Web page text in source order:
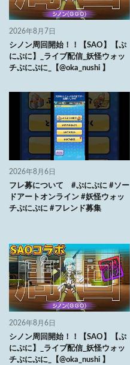
2026年8月7日
シノン周回開始！！【SAO】【ぷ
にぷに】_ライブ配信_妖怪ウォッ
チぷにぷに_【@oka_nushi 】
2026年8月6日
フレ募について #ぷにぷに #ソー
ドアートオンライン #妖怪ウォッ
チぷにぷに #フレンド募集
2026年8月6日
シノン周回開始！！【SAO】【ぷ
にぷに】_ライブ配信_妖怪ウォッ
チぷにぷに_【@oka_nushi 】